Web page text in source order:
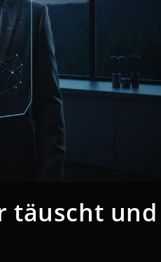
täuscht und